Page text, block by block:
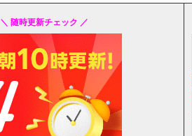
＼ 随時更新チェック ／